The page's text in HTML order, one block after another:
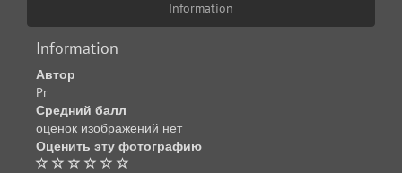
Information
Information
Автор
Pr
Средний балл
оценок изображений нет
Оценить эту фотографию